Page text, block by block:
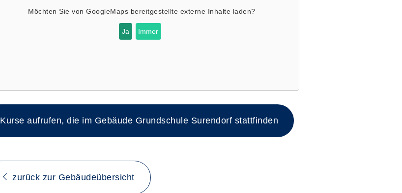
Möchten Sie vonGoogleMaps bereitgestellte externe Inhalte laden?
Ja Immer
Kurse aufrufen, die im Gebäude Grundschule Surendorf stattfinden
zurück zur Gebäudeübersicht